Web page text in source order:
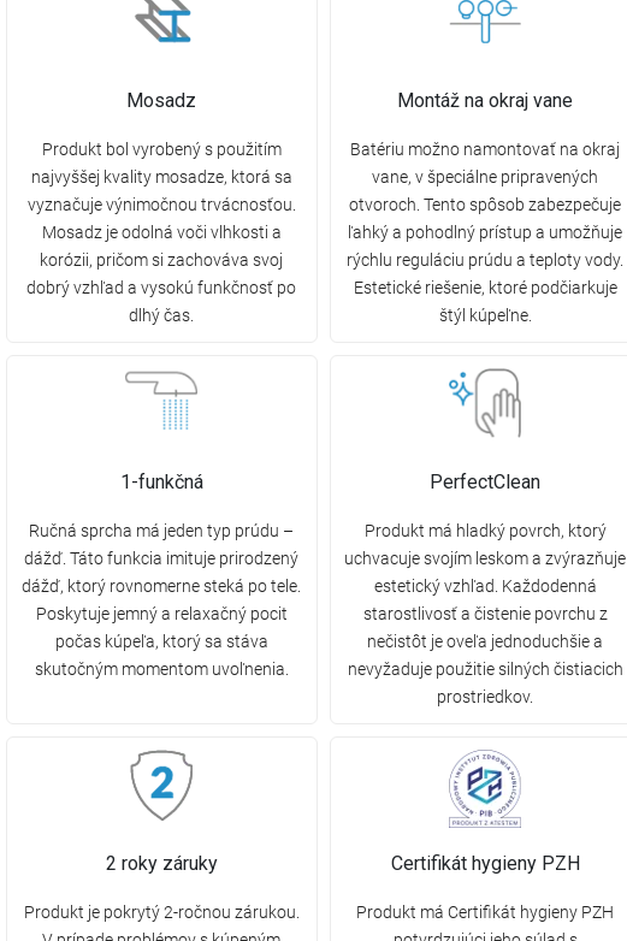
Mosadz
Produkt bol vyrobený s použitím
najvyššej kvality mosadze, ktorá sa
vyznačuje výnimočnou trvácnosťou.
Mosadz je odolná voči vlhkosti a
korózii, pričom si zachováva svoj
dobrý vzhľad a vysokú funkčnosť po
dlhý čas.
Montáž na okraj vane
Batériu možno namontovať na okraj
vane, v špeciálne pripravených
otvoroch. Tento spôsob zabezpečuje
ľahký a pohodlný prístup a umožňuje
rýchlu reguláciu prúdu a teploty vody.
Estetické riešenie, ktoré podčiarkuje
štýl kúpeľne.
1-funkčná
Ručná sprcha má jeden typ prúdu –
dážď. Táto funkcia imituje prirodzený
dážď, ktorý rovnomerne steká po tele.
Poskytuje jemný a relaxačný pocit
počas kúpeľa, ktorý sa stáva
skutočným momentom uvoľnenia.
PerfectClean
Produkt má hladký povrch, ktorý
uchvacuje svojím leskom a zvýrazňuje
estetický vzhľad. Každodenná
starostlivosť a čistenie povrchu z
nečistôt je oveľa jednoduchšie a
nevyžaduje použitie silných čistiacich
prostriedkov.
2 roky záruky
Produkt je pokrytý 2-ročnou zárukou.
Certifikát hygieny PZH
Produkt má Certifikát hygieny PZH